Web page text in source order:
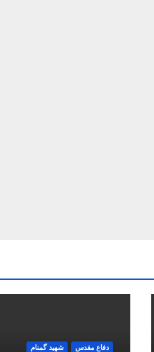
دفاع مقدس شهید گمنام